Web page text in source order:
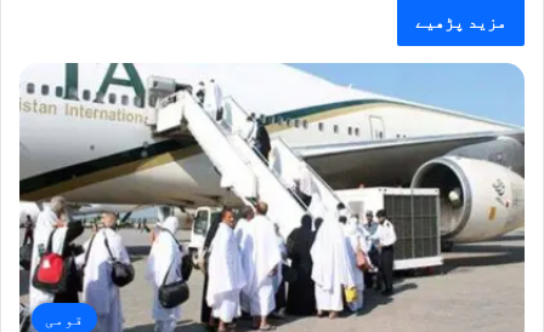
مزید پڑھیے
قومی